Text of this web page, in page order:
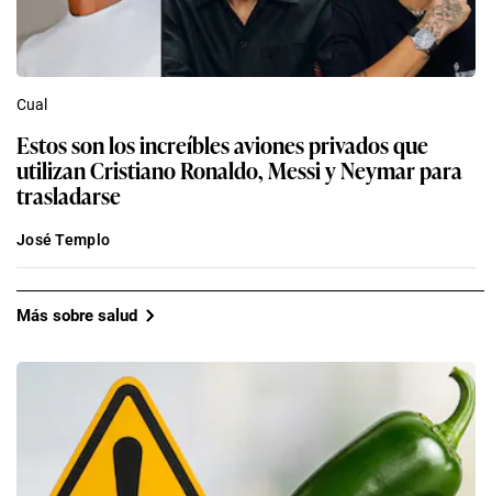
Cual
Estos son los increíbles aviones privados que
utilizan Cristiano Ronaldo, Messi y Neymar para
trasladarse
José Templo
Más sobre salud